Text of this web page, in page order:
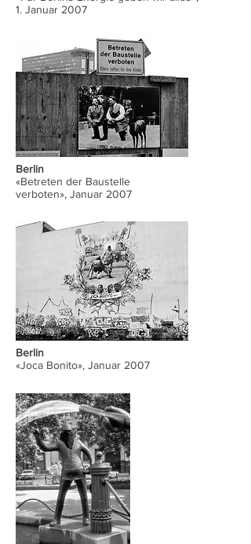
1. Januar 2007
Berlin
«Betreten der Baustelle
verboten», Januar 2007
Berlin
«Joca Bonito», Januar 2007